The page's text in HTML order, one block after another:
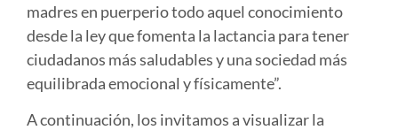
madres en puerperio todo aquel conocimiento
desde la ley que fomenta la lactancia para tener
ciudadanos más saludables y una sociedad más
equilibrada emocional y físicamente”.
A continuación, los invitamos a visualizar la